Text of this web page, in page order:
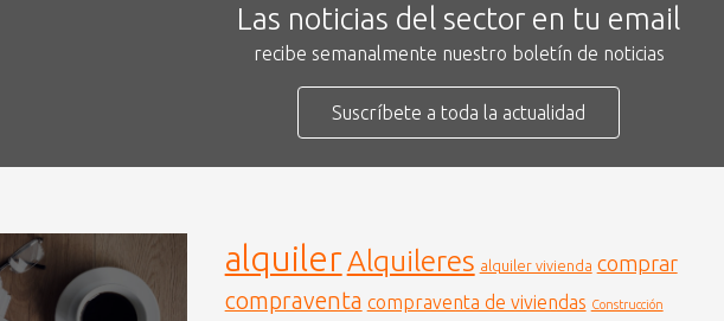
Las noticias del sector en tu email
recibe semanalmente nuestro boletín de noticias
Suscríbete a toda la actualidad
alquilerAlquileres alquiler vivienda comprar
compraventa compraventa de viviendas Construcción